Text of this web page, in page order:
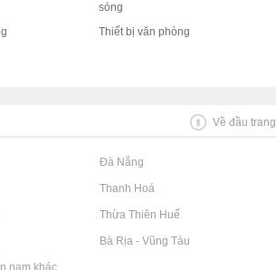
sóng
Thiết bị văn phòng
Về đầu trang
Rao vặt tại Đà Nẵng
Rao vặt tại Thanh Hoá
Rao vặt tại Thừa Thiên Huế
Rao vặt tại Bà Rịa - Vũng Tàu
nam khác